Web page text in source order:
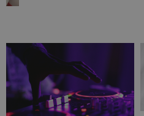
verder ontwikkelt. In vele
team samen gewerkt om de
mogelijkheid om via